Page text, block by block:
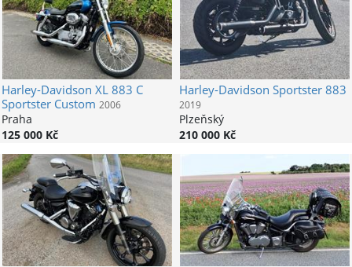
Harley-Davidson XL 883 C
Sportster Custom 2006
Praha
125 000 Kč
Harley-Davidson Sportster 883
2019
Plzeňský
210 000 Kč